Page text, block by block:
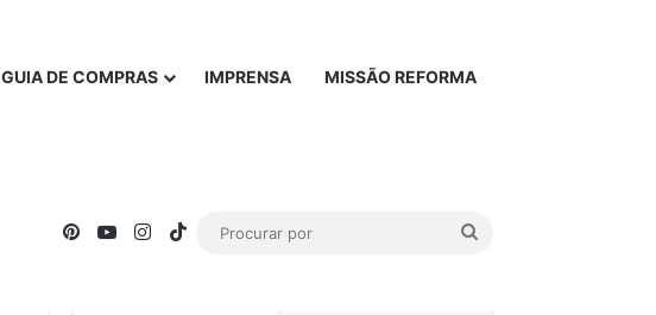
GUIA DE COMPRAS IMPRENSA MISSÃO REFORMA
PinterestYouTubeInstagram
TikTok